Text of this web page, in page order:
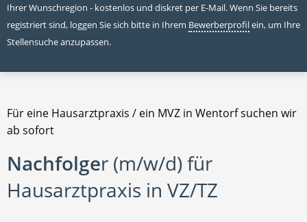
Ihrer Wunschregion - kostenlos und diskret per E-Mail. Wenn Sie bereits
registriert sind, loggen Sie sich bitte in Ihrem Bewerberprofilein, um Ihre
Stellensuche anzupassen.
Für eine Hausarztpraxis / ein MVZ in Wentorf suchen wir
ab sofort
Nachfolger (m/w/d) für
Hausarztpraxis in VZ/TZ